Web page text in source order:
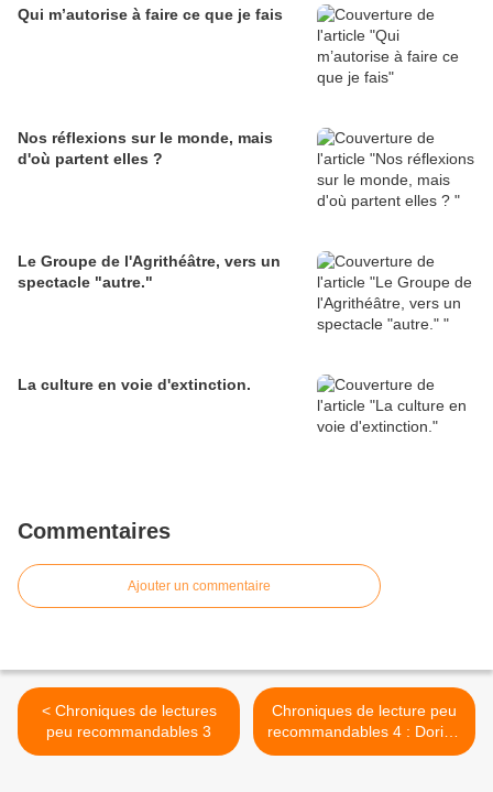
Qui m’autorise à faire ce que je fais
Nos réflexions sur le monde, mais
d'où partent elles ?
Le Groupe de l'Agrithéâtre, vers un
spectacle "autre."
La culture en voie d'extinction.
Commentaires
Ajouter un commentaire
< Chroniques de lectures
peu recommandables 3
Chroniques de lecture peu
recommandables 4 : Dorian
Astor et Johann Chapoutot